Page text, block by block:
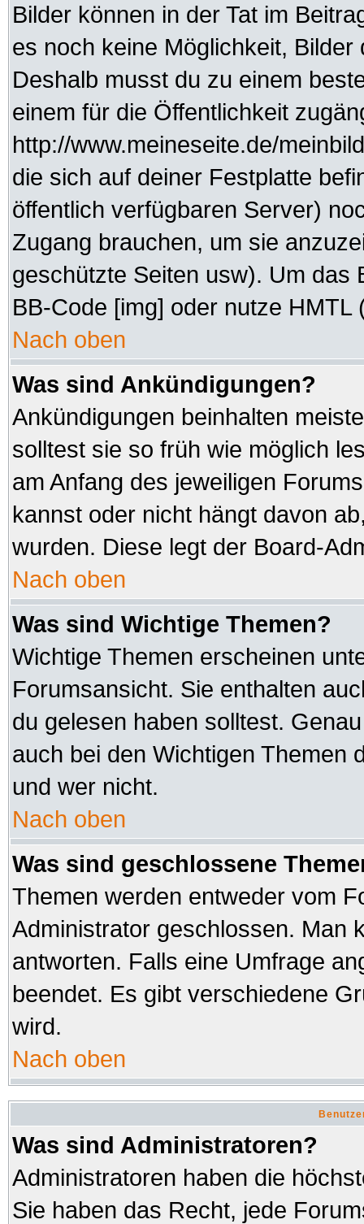
Bilder können in der Tat im
es noch keine Möglichkeit,
Deshalb musst du zu einem
einem für die Öffentlichkeit
http://www.meineseite.de/
die sich auf deiner Festplatte
öffentlich verfügbaren Server)
Zugang brauchen, um sie
geschützte Seiten usw). Um das
BB-Code [img] oder nutze HMTL
Nach oben
Was sind Ankündigungen?
Ankündigungen beinhalten
solltest sie so früh wie möglich
am Anfang des jeweiligen
kannst oder nicht hängt davon
wurden. Diese legt der Board-
Nach oben
Was sind Wichtige Themen?
Wichtige Themen erscheinen
Forumsansicht. Sie enthalten
du gelesen haben solltest.
auch bei den Wichtigen Themen
und wer nicht.
Nach oben
Was sind geschlossene
Themen werden entweder vom
Administrator geschlossen. Man
antworten. Falls eine Umfrage
beendet. Es gibt verschiedene
wird.
Nach oben
Was sind Administratoren?
Administratoren haben die
Sie haben das Recht, jede